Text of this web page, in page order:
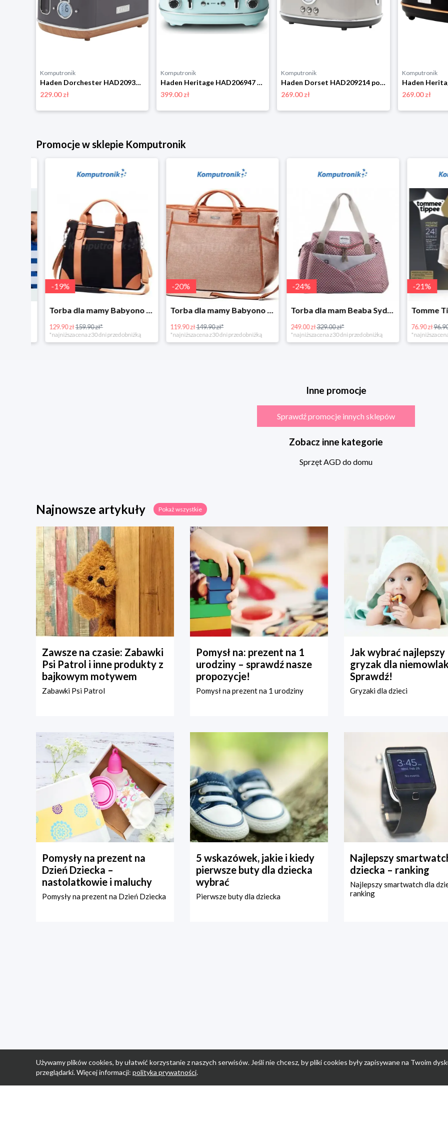
Komputronik
Haden Dorchester HAD209313 szary
229.00 zł
Komputronik
Haden Heritage HAD206947 turkusowy
399.00 zł
Komputronik
Haden Dorset HAD209214 popielaty
269.00 zł
Komputronik
269.00 zł
Promocje w sklepie Komputronik
19%
Torba dla mamy Babyono 1505/01 Comfort Icoinic 5/5
129.90 zł159.90 zł*
*najniższa cena z 30 dni przed obniżką
20%
Torba dla mamy Babyono 1507/01 Comfort Chic w super cenie
119.90 zł149.90 zł*
*najniższa cena z 30 dni przed obniżką
24%
Torba dla mam Beaba Sydney Play Print marsala
249.00 zł329.00 zł*
*najniższa cena z 30 dni przed obniżką
21%
76.90 zł96.90 zł*
*najniższa cena z
Inne promocje
Sprawdź promocje innych sklepów
Zobacz inne kategorie
Sprzęt AGD do domu
Najnowsze artykuły Pokaż wszystkie
Zawsze na czasie: Zabawki
Psi Patrol i inne produkty z
bajkowym motywem
Zabawki Psi Patrol
Pomysł na: prezent na 1
urodziny – sprawdź nasze
propozycje!
Pomysł na prezent na 1 urodziny
Jak wybrać najlepszy
gryzak dla
Sprawdź!
Gryzaki dla dzieci
Pomysły na prezent na
Dzień Dziecka –
nastolatkowie i maluchy
Pomysły na prezent na Dzień Dziecka
5 wskazówek, jakie i kiedy
pierwsze buty dla dziecka
wybrać
Pierwsze buty dla dziecka
Najlepszy
dziecka – ranking
Najlepszy smartwatch dla
ranking
Używamy plików cookies, by ułatwić korzystanie z naszych serwisów. Jeśli nie chcesz, by pliki cookies były zapisywane na Twoim
przeglądarki. Więcej informacji: polityka prywatności.